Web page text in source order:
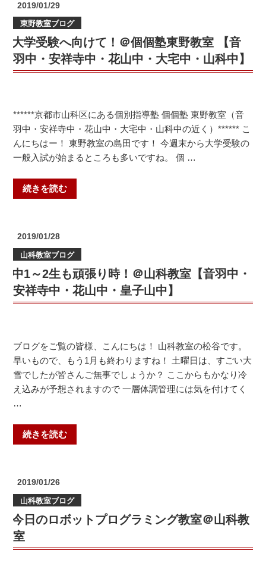
ズ・
エ
ジ
ソ
カ
デ
ミ
ー
験
会
知
ら
せ
＠
御
教
室”
の
投
日:
2019/01/29
東野教室ブログ
大学受験へ向けて！＠個個塾東野教室 【音
羽中・安祥寺中・花山中・大宅中・山科中】
******京都市山科区にある個別指導塾 個個塾 東野教室（音
羽中・安祥寺中・花山中・大宅中・山科中の近く）****** こ
んにちはー！ 東野教室の島田です！ 今週末から大学受験の
一般入試が始まるところも多いですね。 個 …
“大
学
向
け
て！
＠
塾
東
野
教
羽
中・
寺
中・
花
山
中・
続きを読む
投
日:
2019/01/28
山科教室ブログ
中1～2生も頑張り時！＠山科教室【音羽中・
安祥寺中・花山中・皇子山中】
ブログをご覧の皆様、こんにちは！ 山科教室の松谷です。
早いもので、もう1月も終わりますね！ 土曜日は、すごい大
雪でしたが皆さんご無事でしょうか？ ここからもかなり冷
え込みが予想されますので 一層体調管理には気を付けてく
…
“中
1
も
頑
張
り
続きを読む
投
日:
2019/01/26
山科教室ブログ
今日のロボットプログラミング教室＠山科教
室